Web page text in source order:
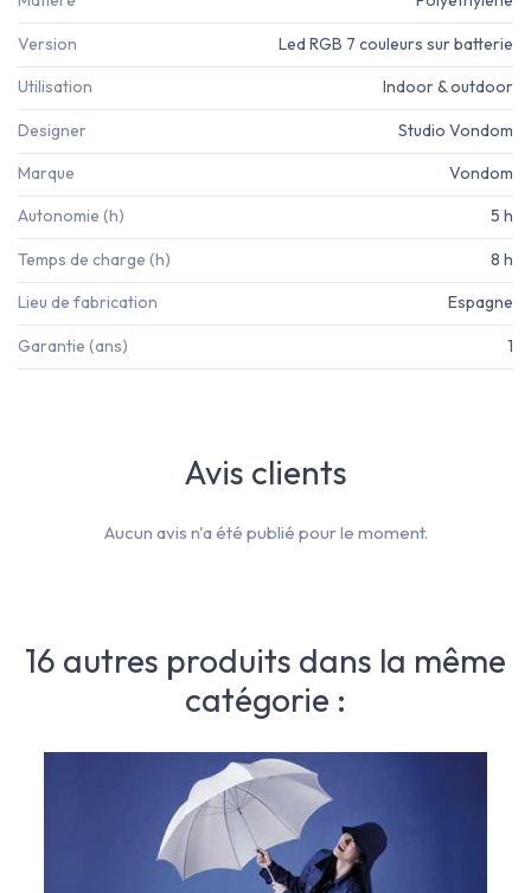
Version Led RGB 7 couleurs sur batterie
Utilisation Indoor & outdoor
Designer Studio Vondom
Marque Vondom
Autonomie (h) 5 h
Temps de charge (h) 8 h
Lieu de fabrication Espagne
Garantie (ans) 1
Avis clients
Aucun avis n'a été publié pour le moment.
16 autres produits dans la même
catégorie :